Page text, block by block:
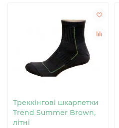
Треккінгові шкарпетки
Trend Summer Brown,
літні